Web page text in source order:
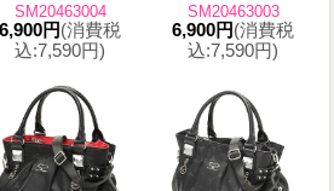
SM20463004
6,900円(消費税
込:7,590円)
SM20463003
6,900円(消費税
込:7,590円)